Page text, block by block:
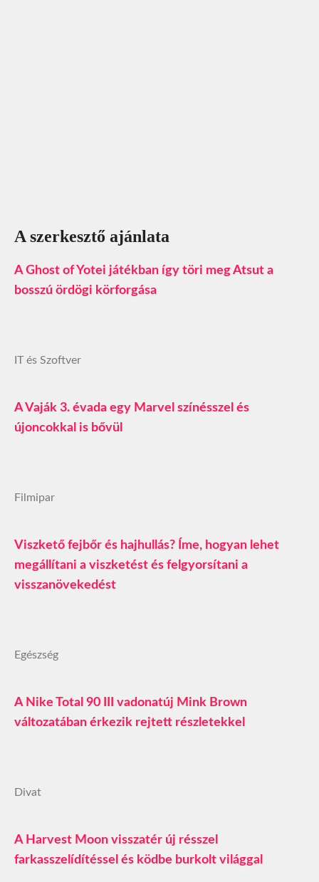
A szerkesztő ajánlata
A Ghost of Yotei játékban így töri meg Atsut a
bosszú ördögi körforgása
IT és Szoftver
A Vaják 3. évada egy Marvel színésszel és
újoncokkal is bővül
Filmipar
Viszkető fejbőr és hajhullás? Íme, hogyan lehet
megállítani a viszketést és felgyorsítani a
visszanövekedést
Egészség
A Nike Total 90 III vadonatúj Mink Brown
változatában érkezik rejtett részletekkel
Divat
A Harvest Moon visszatér új résszel
farkasszelídítéssel és ködbe burkolt világgal